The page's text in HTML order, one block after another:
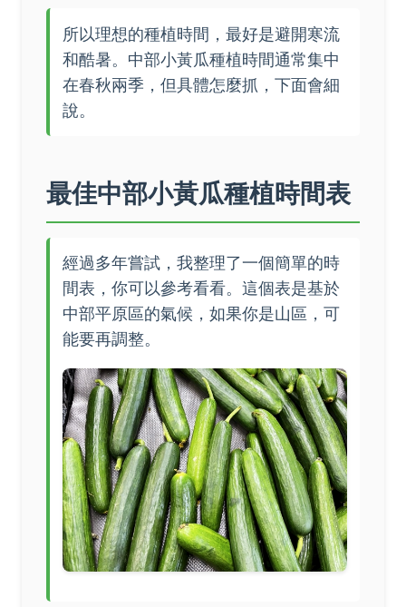
所以理想的種植時間，最好是避開寒流
和酷暑。中部小黃瓜種植時間通常集中
在春秋兩季，但具體怎麼抓，下面會細
說。
最佳中部小黃瓜種植時間表
經過多年嘗試，我整理了一個簡單的時
間表，你可以參考看看。這個表是基於
中部平原區的氣候，如果你是山區，可
能要再調整。